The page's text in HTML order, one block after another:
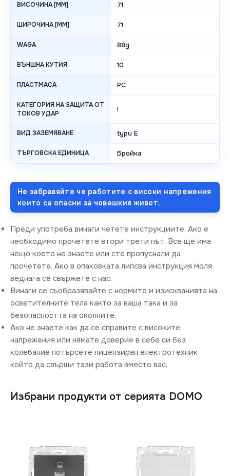
ВИСОЧИНА [MM] 71
ШИРОЧИНА [MM] 71
WAGA 88g
ВЪНШНА КУТИЯ 10
ПЛАСТМАСА PC
КАТЕГОРИЯ НА ЗАЩИТА ОТ
ТОКОВ УДАР
I
ВИД ЗАЗЕМЯВАНЕ typu E
ТЪРГОВСКА ЕДИНИЦА Бройка
Не забравяйте че работите с високи напрежения
които са опасни за човешкия живот.
Преди употреба винаги четете инструкциите. Ако е
необходимо прочетете втори трети път. Все ще има
нещо което не знаете или сте пропуснали да
прочетете. Ако в опаковката липсва инструкция моля
веднага се свържете с нас.
Винаги се съобразявайте с нормите и изискванията на
осветителните тела както за ваша така и за
безопасността на околните.
Ако не знаете как да се справите с високите
напрежения или нямате доверие в себе си без
колебание потърсете лицензиран електротехник
който да свърши тази работа вместо вас.
Избрани продукти от серията DOMO